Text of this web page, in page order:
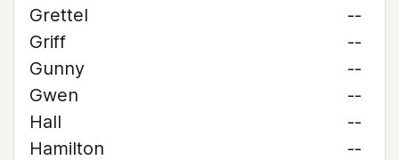
Grettel
--
Griff
--
Gunny
--
Gwen
--
Hall
--
Hamilton
--